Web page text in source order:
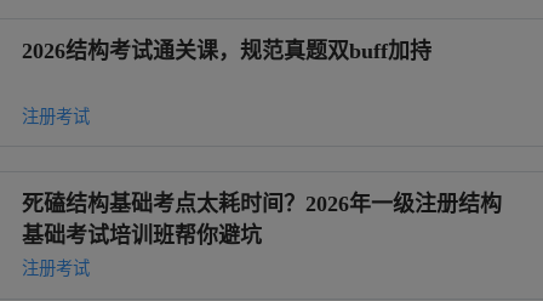
2026结构考试通关课，规范真题双buff加持
注册考试
死磕结构基础考点太耗时间？2026年一级注册结构
基础考试培训班帮你避坑
注册考试